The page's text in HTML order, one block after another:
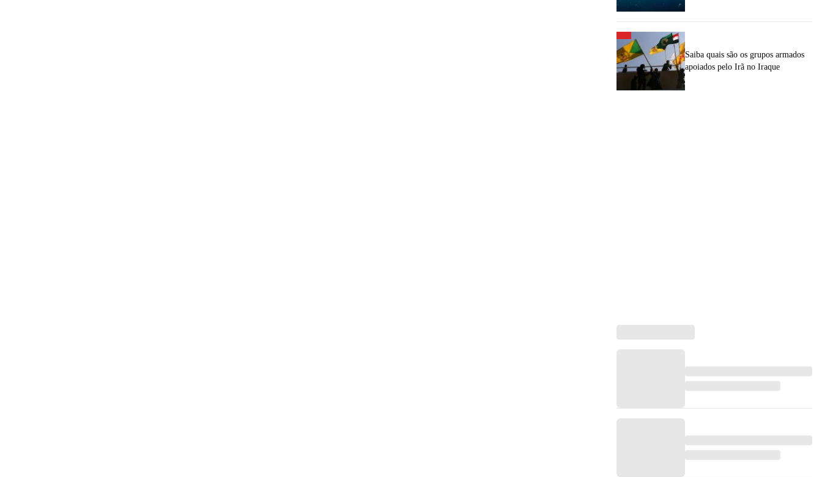
Saiba quais são os grupos armados
apoiados pelo Irã no Iraque